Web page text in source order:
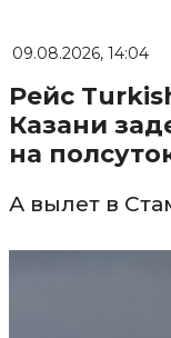
09.08.2026, 14:04
Рейс
Казани
на
А вылет в